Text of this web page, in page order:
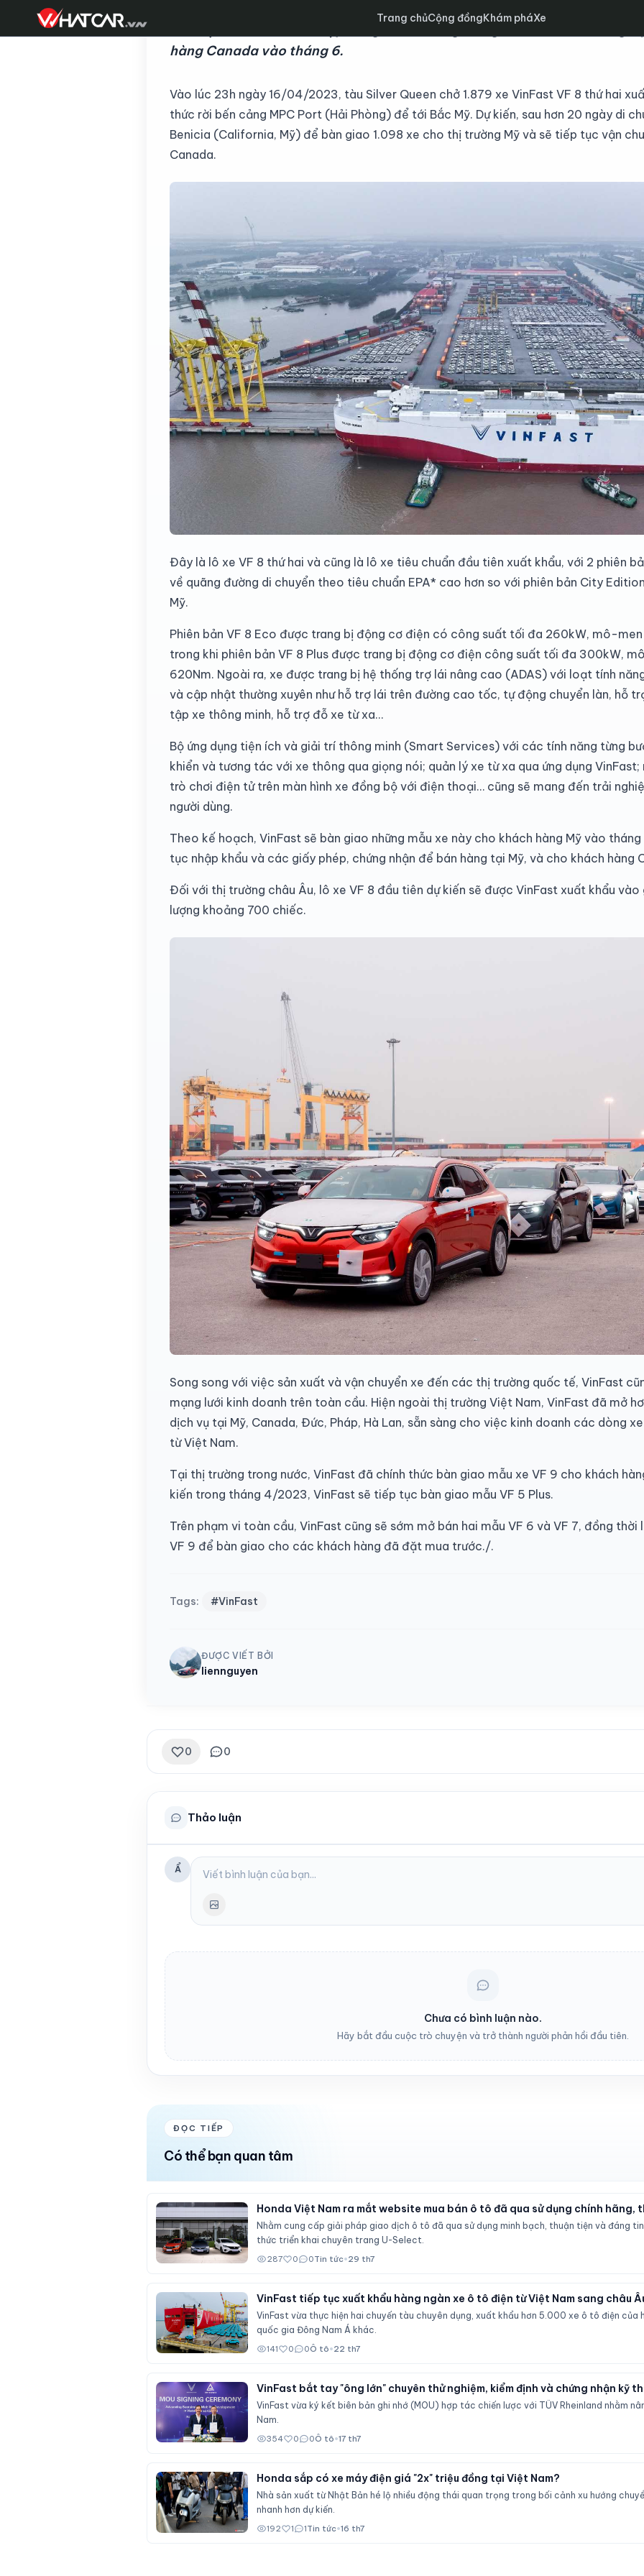
Trang chủCộng đồngKhám pháXe
Theo lịch trình, lô xe sẽ cập cảng và sẵn sàng bàn giao cho khách hàng
hàng Canada vào tháng 6.
Vào lúc 23h ngày 16/04/2023, tàu Silver Queen chở 1.879 xe VinFast VF 8 thứ hai
thức rời bến cảng MPC Port (Hải Phòng) để tới Bắc Mỹ. Dự kiến, sau hơn 20 ngày di
Benicia (California, Mỹ) để bàn giao 1.098 xe cho thị trường Mỹ và sẽ tiếp tục vận
Canada.
Đây là lô xe VF 8 thứ hai và cũng là lô xe tiêu chuẩn đầu tiên xuất khẩu, với 2 phiên
về quãng đường di chuyển theo tiêu chuẩn EPA* cao hơn so với phiên bản City
Mỹ.
Phiên bản VF 8 Eco được trang bị động cơ điện có công suất tối đa 260kW, mô-
trong khi phiên bản VF 8 Plus được trang bị động cơ điện công suất tối đa 300kW,
620Nm. Ngoài ra, xe được trang bị hệ thống trợ lái nâng cao (ADAS) với loạt tính
và cập nhật thường xuyên như hỗ trợ lái trên đường cao tốc, tự động chuyển làn, hỗ
tập xe thông minh, hỗ trợ đỗ xe từ xa…
Bộ ứng dụng tiện ích và giải trí thông minh (Smart Services) với các tính năng từng
khiển và tương tác với xe thông qua giọng nói; quản lý xe từ xa qua ứng dụng
trò chơi điện tử trên màn hình xe đồng bộ với điện thoại… cũng sẽ mang đến trải
người dùng.
Theo kế hoạch, VinFast sẽ bàn giao những mẫu xe này cho khách hàng Mỹ vào
tục nhập khẩu và các giấy phép, chứng nhận để bán hàng tại Mỹ, và cho khách hàng
Đối với thị trường châu Âu, lô xe VF 8 đầu tiên dự kiến sẽ được VinFast xuất khẩu
lượng khoảng 700 chiếc.
Song song với việc sản xuất và vận chuyển xe đến các thị trường quốc tế, VinFast
mạng lưới kinh doanh trên toàn cầu. Hiện ngoài thị trường Việt Nam, VinFast đã mở
dịch vụ tại Mỹ, Canada, Đức, Pháp, Hà Lan, sẵn sàng cho việc kinh doanh các dòng
từ Việt Nam.
Tại thị trường trong nước, VinFast đã chính thức bàn giao mẫu xe VF 9 cho khách
kiến trong tháng 4/2023, VinFast sẽ tiếp tục bàn giao mẫu VF 5 Plus.
Trên phạm vi toàn cầu, VinFast cũng sẽ sớm mở bán hai mẫu VF 6 và VF 7, đồng
VF 9 để bàn giao cho các khách hàng đã đặt mua trước./.
Tags: #VinFast
ĐƯỢC VIẾT BỞI
liennguyen
0 0
Thảo luận
Ẩ
Chưa có bình luận nào.
Hãy bắt đầu cuộc trò chuyện và trở thành người phản hồi đầu tiên.
ĐỌC TIẾP
Có thể bạn quan tâm
Honda Việt Nam ra mắt website mua bán ô tô đã qua sử dụng chính hãng,
Nhằm cung cấp giải pháp giao dịch ô tô đã qua sử dụng minh bạch, thuận tiện và đáng
thức triển khai chuyên trang U-Select.
287 0 0Tin tức•29 th7
VinFast tiếp tục xuất khẩu hàng ngàn xe ô tô điện từ Việt Nam sang châu
VinFast vừa thực hiện hai chuyến tàu chuyên dụng, xuất khẩu hơn 5.000 xe ô tô điện của
quốc gia Đông Nam Á khác.
141 0 0Ô tô•22 th7
VinFast bắt tay "ông lớn" chuyên thử nghiệm, kiểm định và chứng nhận kỹ
VinFast vừa ký kết biên bản ghi nhớ (MOU) hợp tác chiến lược với TÜV Rheinland nhằm
Nam.
354 0 0Ô tô•17 th7
Honda sắp có xe máy điện giá "2x" triệu đồng tại Việt Nam?
Nhà sản xuất từ Nhật Bản hé lộ nhiều động thái quan trọng trong bối cảnh xu hướng
nhanh hơn dự kiến.
192 1 1Tin tức•16 th7